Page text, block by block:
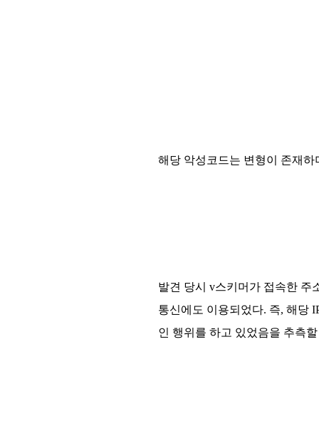
해당 악성코드는 변형이 존재
발견 당시 v스키머가 접속한 주
통신에도 이용되었다. 즉, 해당
인 행위를 하고 있었음을 추측